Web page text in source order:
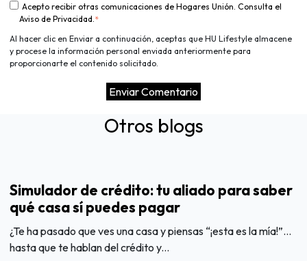
Acepto recibir otras comunicaciones de Hogares Unión. Consulta el
Aviso de Privacidad. *
Al hacer clic en Enviar a continuación, aceptas que HU Lifestyle almacene
y procese la información personal enviada anteriormente para
proporcionarte el contenido solicitado.
Otros blogs
Simulador de crédito: tu aliado para saber
qué casa sí puedes pagar
¿Te ha pasado que ves una casa y piensas “¡esta es la mía!”…
hasta que te hablan del crédito y...